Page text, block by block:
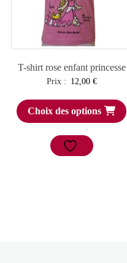
T-shirt rose enfant princesse
Prix : 12,00 €
Choix des options